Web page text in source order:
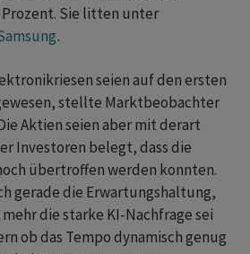
Prozent. Sie litten unter
.
seien auf den ersten
stellte Marktbeobachter
Aktien seien aber mit derart
Investoren belegt, dass die
übertroffen werden konnten.
gerade die Erwartungshaltung,
die starke KI-Nachfrage sei
ob das Tempo dynamisch genug